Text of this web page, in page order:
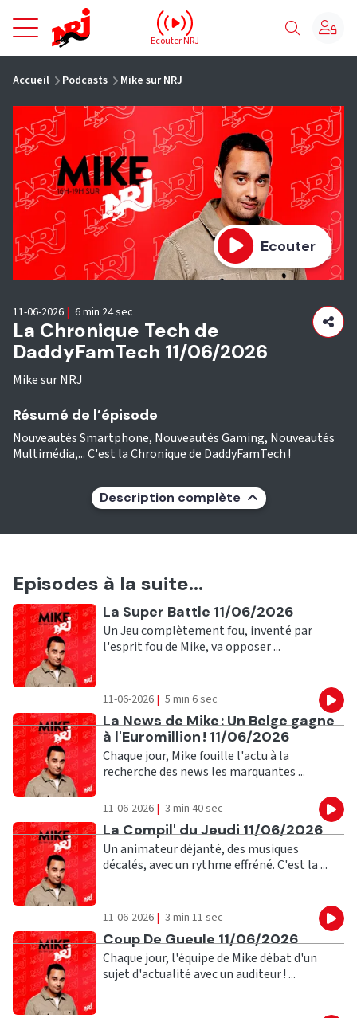
NRJ - Accueil
Ecouter NRJ
Accueil Podcasts Mike sur NRJ
Ecouter
La Chronique Tech de
DaddyFamTech 11/06/2026
Mike sur NRJ
11-06-2026 | 6 min 24 sec
Résumé de l’épisode
Nouveautés Smartphone, Nouveautés Gaming, Nouveautés
Multimédia,... C'est la Chronique de DaddyFamTech !
Description complète
Episodes à la suite...
Ecouter
La Super Battle 11/06/2026
Un Jeu complètement fou, inventé par
l'esprit fou de Mike, va opposer ...
11-06-2026 | 5 min 6 sec
Ecouter
La News de Mike : Un Belge gagne
à l'Euromillion ! 11/06/2026
Chaque jour, Mike fouille l'actu à la
recherche des news les marquantes ...
11-06-2026 | 3 min 40 sec
Ecouter
La Compil' du Jeudi 11/06/2026
Un animateur déjanté, des musiques
décalés, avec un rythme effréné. C'est la ...
11-06-2026 | 3 min 11 sec
Ecouter
Coup De Gueule 11/06/2026
Chaque jour, l'équipe de Mike débat d'un
sujet d'actualité avec un auditeur ! ...